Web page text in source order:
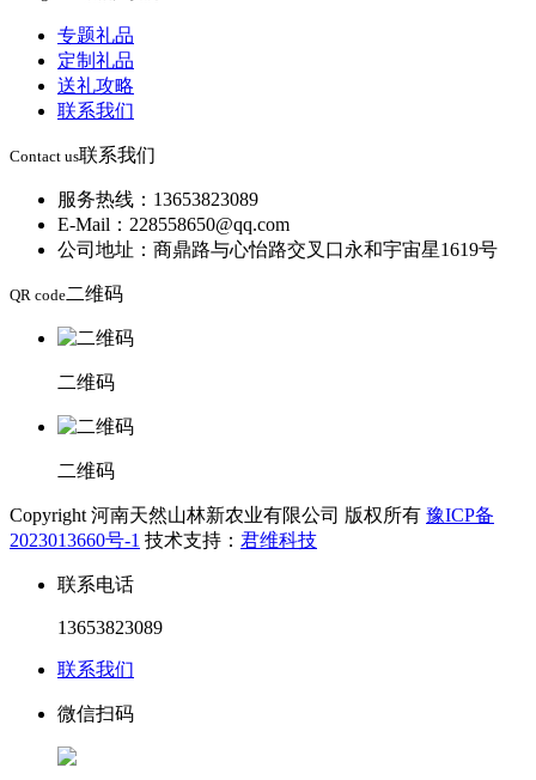
专题礼品
定制礼品
送礼攻略
联系我们
Contact us联系我们
服务热线：13653823089
E-Mail：228558650@qq.com
公司地址：商鼎路与心怡路交叉口永和宇宙星1619号
QR code二维码
二维码
二维码
Copyright 河南天然山林新农业有限公司 版权所有 豫ICP备
2023013660号-1 技术支持： 君维科技
联系电话
13653823089
联系我们
微信扫码